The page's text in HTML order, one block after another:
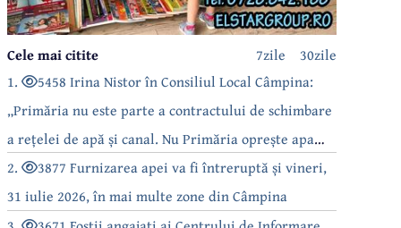
30zile
7zile
Cele mai citite
1.
5458 Irina Nistor în Consiliul Local Câmpina:
„Primăria nu este parte a contractului de schimbare
a rețelei de apă și canal. Nu Primăria oprește apa
câmpinenilor!”
2.
3877 Furnizarea apei va fi întreruptă și vineri,
31 iulie 2026, în mai multe zone din Câmpina